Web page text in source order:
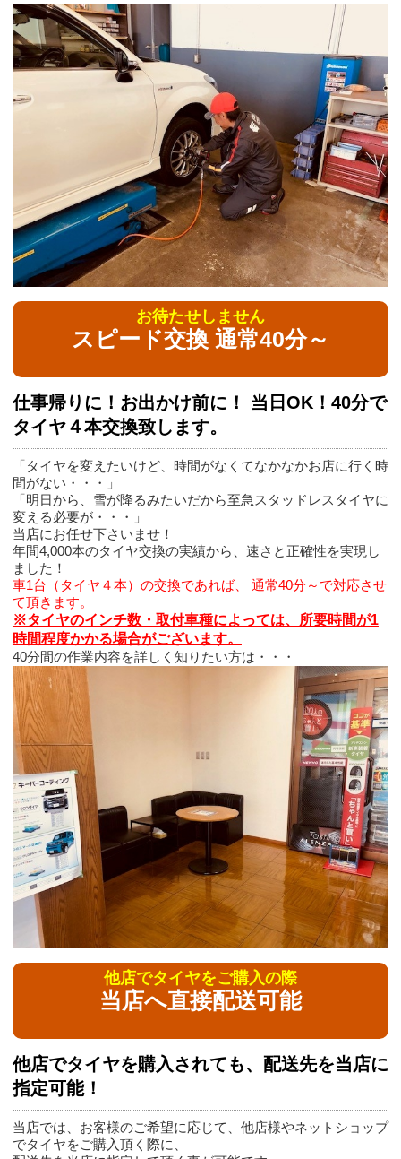
お待たせしません
スピード交換 通常40分～
仕事帰りに！お出かけ前に！ 当日OK！40分で
タイヤ４本交換致します。
「タイヤを変えたいけど、時間がなくてなかなかお店に行く時
間がない・・・」
「明日から、雪が降るみたいだから至急スタッドレスタイヤに
変える必要が・・・」
当店にお任せ下さいませ！
年間4,000本のタイヤ交換の実績から、速さと正確性を実現し
ました！
車1台（タイヤ４本）の交換であれば、 通常40分～で対応させ
て頂きます。
※タイヤのインチ数・取付車種によっては、所要時間が1
時間程度かかる場合がございます。
40分間の作業内容を詳しく知りたい方は・・・
他店でタイヤをご購入の際
当店へ直接配送可能
他店でタイヤを購入されても、配送先を当店に
指定可能！
当店では、お客様のご希望に応じて、他店様やネットショップ
でタイヤをご購入頂く際に、